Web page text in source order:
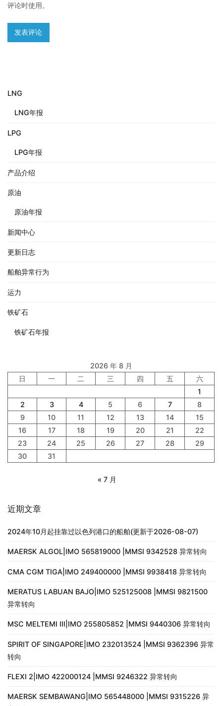
评论时使用。
LNG
LNG年报
LPG
LPG年报
产品介绍
原油
原油年报
新闻中心
更新日志
船舶异常行为
运力
铁矿石
铁矿石年报
2026 年 8 月
日
一 二 三 四 五
六
1
2
3 4 5 6 7
8
9
10 11 12 13 14
15
16
17 18 19 20 21
22
23
24 25 26 27 28
29
30
31
« 7 月
近期文章
2024年10月起挂靠过以色列港口的船舶(更新于2026-08-07)
MAERSK ALGOL|IMO 565819000 |MMSI 9342528 异常转向
CMA CGM TIGA|IMO 249400000 |MMSI 9938418 异常转向
MERATUS LABUAN BAJO|IMO 525125008 |MMSI 9821500
异常转向
MSC MELTEMI III|IMO 255805852 |MMSI 9440306 异常转向
SPIRIT OF SINGAPORE|IMO 232013524 |MMSI 9362396 异常
转向
FLEXI 2|IMO 422000124 |MMSI 9246322 异常转向
MAERSK SEMBAWANG|IMO 565448000 |MMSI 9315226 异